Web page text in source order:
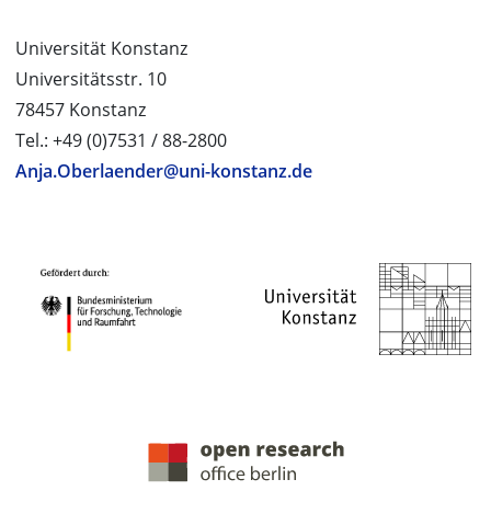
Universität Konstanz
Universitätsstr. 10
78457 Konstanz
Tel.: +49 (0)7531 / 88-2800
Anja.Oberlaender@uni-konstanz.de